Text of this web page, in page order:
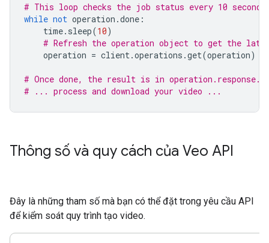
# This loop checks the job status every 10
while not operation .done :
time. sleep(10)
# Refresh the operation object to get the
operation = client.operations .get(operation)
# Once done, the result is in operation.response.
# ... process and download your video ...
Thông số và quy cách của Veo API
Đây là những tham số mà bạn có thể đặt trong yêu cầu API
để kiểm soát quy trình tạo video.